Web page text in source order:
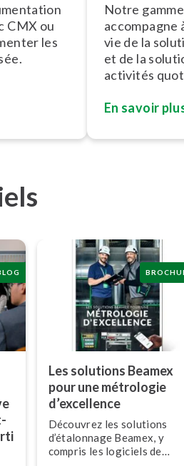
CMX ou
les
Notre
accompagne
vie de la
et de la
activités
En savoir
Les solutions Beamex
pour une métrologie
d’excellence
Découvrez les solutions
d’étalonnage Beamex, y
compris les logiciels de